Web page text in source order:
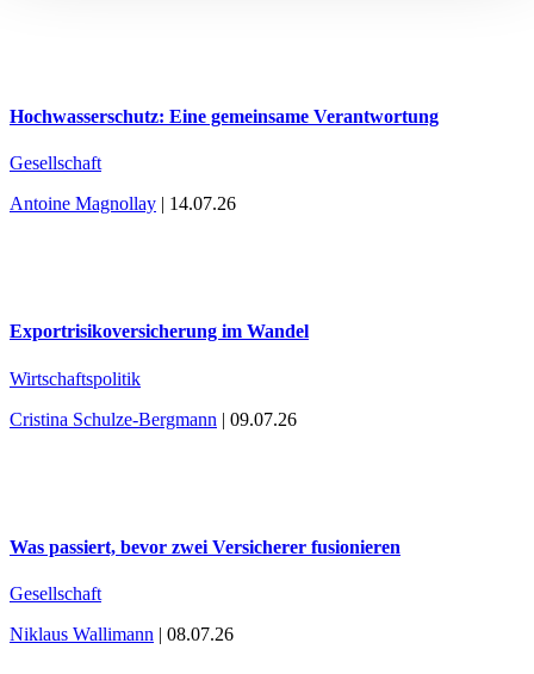
Hochwasserschutz: Eine gemeinsame Verantwortung
Gesellschaft
Antoine Magnollay | 14.07.26
Exportrisikoversicherung im Wandel
Wirtschaftspolitik
Cristina Schulze-Bergmann | 09.07.26
Was passiert, bevor zwei Versicherer fusionieren
Gesellschaft
Niklaus Wallimann | 08.07.26